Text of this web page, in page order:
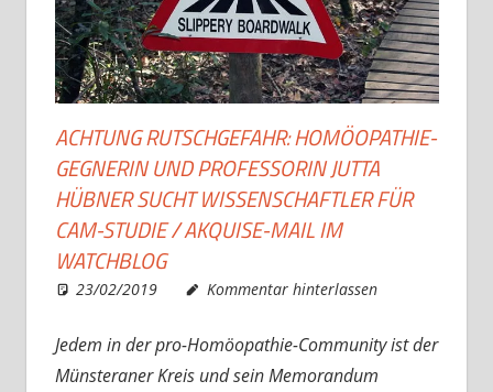
ACHTUNG RUTSCHGEFAHR: HOMÖOPATHIE-
GEGNERIN UND PROFESSORIN JUTTA
HÜBNER SUCHT WISSENSCHAFTLER FÜR
CAM-STUDIE / AKQUISE-MAIL IM
WATCHBLOG
23/02/2019 Christian J. Becker
Allgemein
Kommentar hinterlassen
Jedem in der pro-Homöopathie-Community ist der
Münsteraner Kreis und sein Memorandum